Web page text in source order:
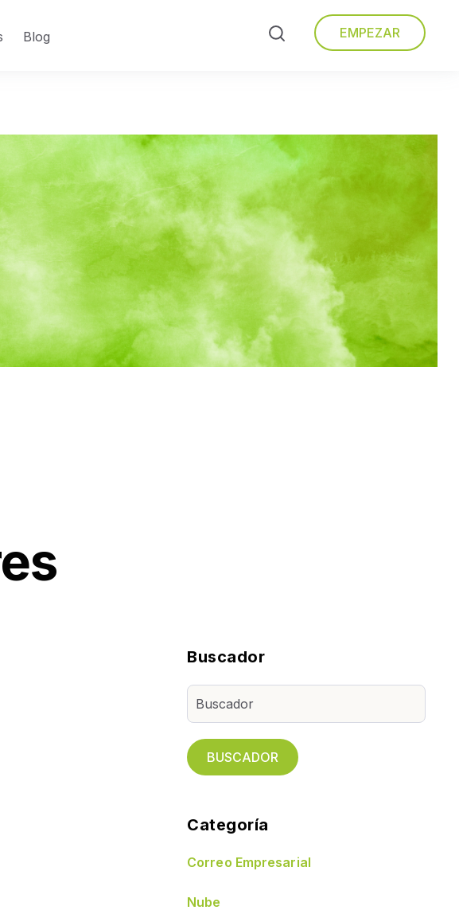
Blog EMPEZAR
Buscador
BUSCADOR
Categoría
Correo Empresarial
Nube